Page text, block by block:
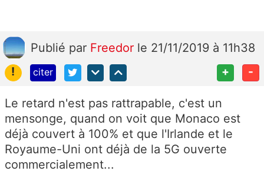
Publié par Freedor le 21/11/2019 à 11h38
!
citer + -
Le retard n'est pas rattrapable, c'est un
mensonge, quand on voit que Monaco est
déjà couvert à 100% et que l'Irlande et le
Royaume-Uni ont déjà de la 5G ouverte
commercialement...